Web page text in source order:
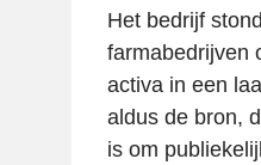
Het bedrijf
farmabedrijven
activa in een
aldus de bron,
is om